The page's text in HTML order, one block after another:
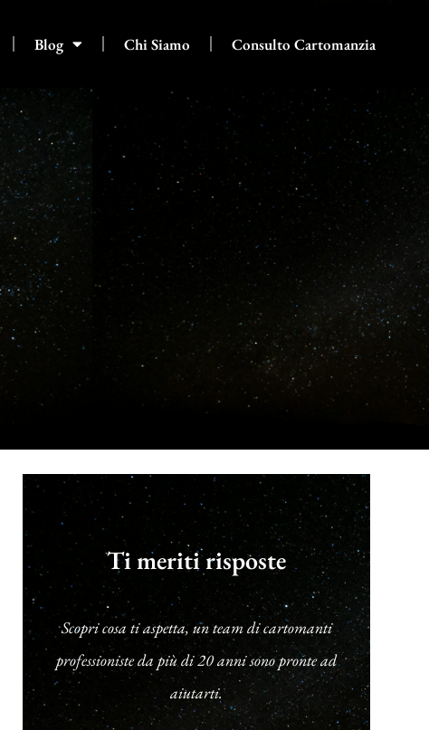
Blog Chi Siamo Consulto Cartomanzia
Ti meriti risposte
Scopri cosa ti aspetta, un team di cartomanti
professioniste da più di 20 anni sono pronte ad
aiutarti.